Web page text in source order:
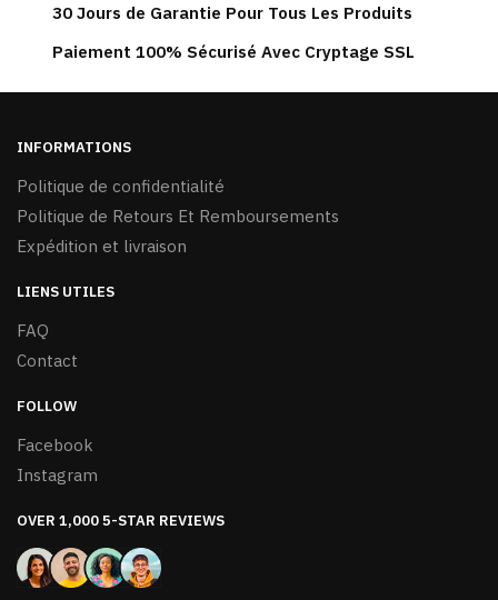
être
choisies
la
produit
30 Jours de Garantie Pour Tous Les Produits
Paiement 100% Sécurisé Avec Cryptage SSL
INFORMATIONS
Politique de confidentialité
Politique de Retours Et Remboursements
Expédition et livraison
LIENS UTILES
FAQ
Contact
FOLLOW
Facebook
Instagram
OVER 1,000 5-STAR REVIEWS